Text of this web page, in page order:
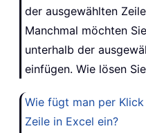
der ausgewählten
Manchmal möchten
unterhalb der
einfügen. Wie lösen
Wie fügt man per
Zeile in Excel ein?